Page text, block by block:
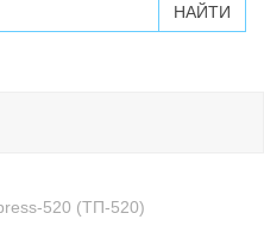
520 (ТП-520)